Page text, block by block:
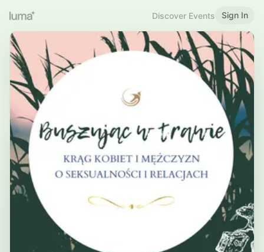
Discover Events Sign In